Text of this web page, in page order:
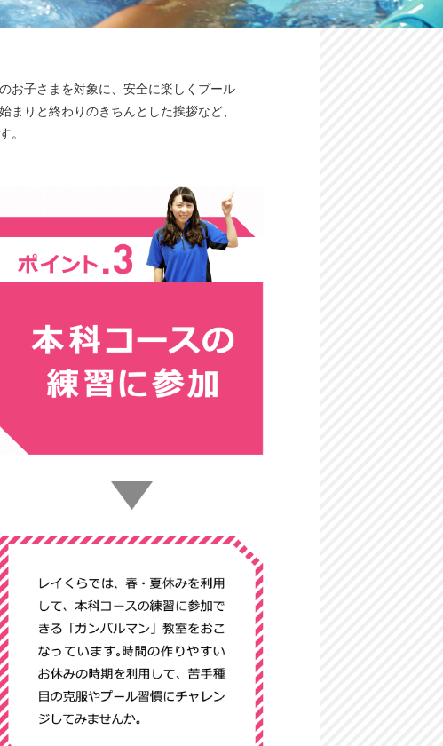
お子さまを対象に、安全に楽しくプール
まりと終わりのきちんとした挨拶など、
。